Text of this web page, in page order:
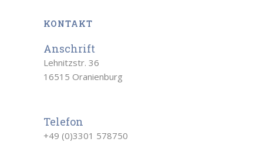
KONTAKT
Anschrift
Lehnitzstr. 36
16515 Oranienburg
Telefon
+49 (0)3301 578750